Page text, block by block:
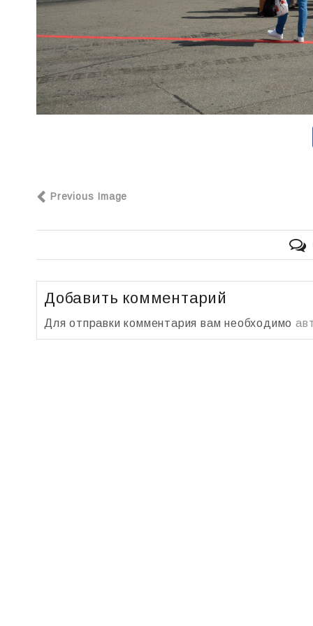
Previous Image
Добавить комментарий
Для отправки комментария вам необходимо